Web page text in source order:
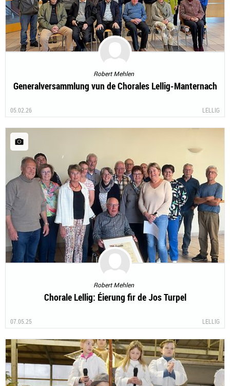
Robert Mehlen
Generalversammlung vun de Chorales Lellig-Manternach
05.02.26 LELLIG
Robert Mehlen
Chorale Lellig: Éierung fir de Jos Turpel
07.05.25 LELLIG